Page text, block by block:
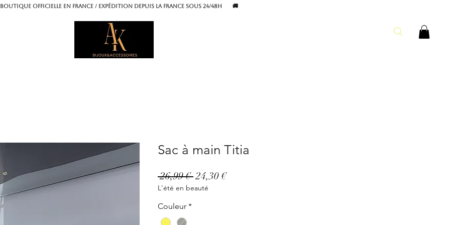
OFFICIELLE EN FRANCE / Expédition depuis la France sous 24/48h 🚚
Sac à main Titia
26,99 € Prix
original
24,30 €Prix
L'été en beauté
Couleur *